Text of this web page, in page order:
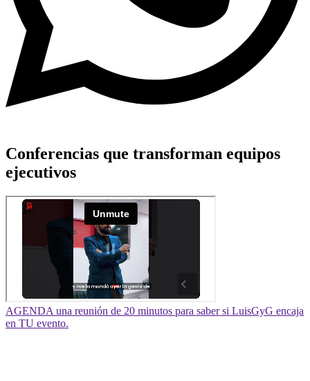
Conferencias que transforman equipos
ejecutivos
AGENDA una reunión de 20 minutos para saber si LuisGyG encaja
en TU evento.